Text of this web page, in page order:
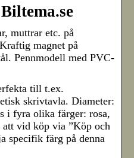
muttrar etc. på
magnet på
Pennmodell med PVC-
till t.ex.
skrivtavla. Diameter:
i fyra olika färger: rosa,
vid köp via ”Köp och
specifik färg på denna